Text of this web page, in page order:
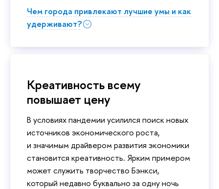
Чем города привлекают лучшие умы и как
удерживают?
Креативность всему
повышает цену
В условиях пандемии усилился поиск новых
источников экономического роста,
и значимым драйвером развития экономики
становится креативность. Ярким примером
может служить творчество Бэнкси,
который недавно буквально за одну ночь